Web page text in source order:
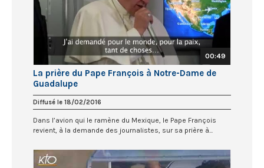
00:49
La prière du Pape François à Notre-Dame de
Guadalupe
Diffusé le 18/02/2016
Dans l’avion qui le ramène du Mexique, le Pape François
revient, à la demande des journalistes, sur sa prière à...